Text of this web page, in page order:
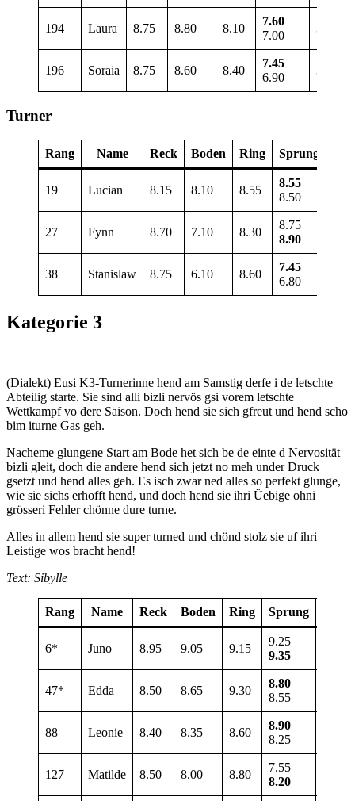
194 Laura 8.75 8.80 8.10
7.60
7.00
33.25
196 Soraia 8.75 8.60 8.40
7.45
6.90
33.20
Turner
Rang Name Reck Boden Ring Sprung
19 Lucian 8.15 8.10 8.55
8.55
8.50
27 Fynn 8.70 7.10 8.30
8.75
8.90
38 Stanislaw 8.75 6.10 8.60
7.45
6.80
Kategorie 3
(Dialekt) Eusi K3-Turnerinne hend am Samstig derfe i de letschte
Abteilig starte. Sie sind alli bizli nervös gsi vorem letschte
Wettkampf vo dere Saison. Doch hend sie sich gfreut und hend scho
bim iturne Gas geh.
Nacheme glungene Start am Bode het sich be de einte d Nervosität
bizli gleit, doch die andere hend sich jetzt no meh under Druck
gsetzt und hend alles geh. Es isch zwar ned alles so perfekt glunge,
wie sie sichs erhofft hend, und doch hend sie ihri Üebige ohni
grösseri Fehler chönne dure turne.
Alles in allem hend sie super turned und chönd stolz sie uf ihri
Leistige wos bracht hend!
Text: Sibylle
Rang Name Reck Boden Ring Sprung
6* Juno 8.95 9.05 9.15
9.25
9.35
47* Edda 8.50 8.65 9.30
8.80
8.55
88 Leonie 8.40 8.35 8.60
8.90
8.25
127 Matilde 8.50 8.00 8.80
7.55
8.20